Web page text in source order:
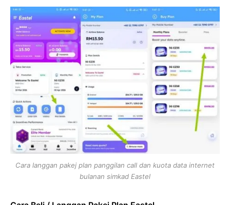
Cara langgan pakej plan panggilan call dan kuota data internet
bulanan simkad Eastel